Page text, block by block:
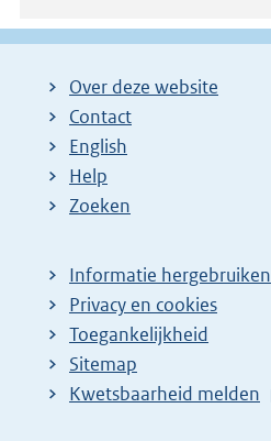
Over deze website
Contact
English
Help
Zoeken
Informatie hergebruiken
Privacy en cookies
Toegankelijkheid
Sitemap
E
Kwetsbaarheid melden